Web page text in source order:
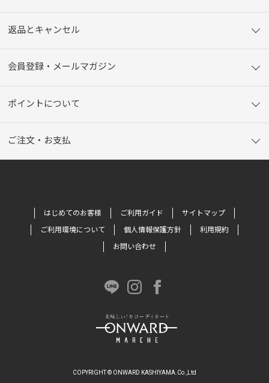
返品とキャンセル
会員登録・メールマガジン
ポイントについて
ご注文・お支払
はじめてのお客様 ご利用ガイド
サイトマップ
ご利用環境について
個人情報保護方針
利用規約
お問い合わせ
COPYRIGHT © ONWARD KASHIYAMA.Co.,Ltd